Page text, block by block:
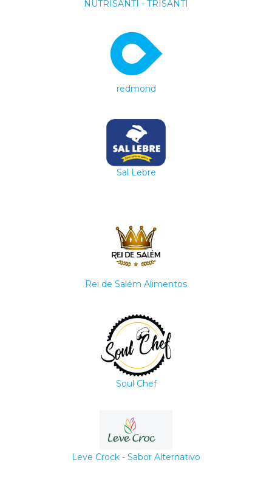
NUTRISANTI - TRISANTI
redmond
Sal Lebre
Rei de Salém Alimentos
Soul Chef
Leve Crock - Sabor Alternativo